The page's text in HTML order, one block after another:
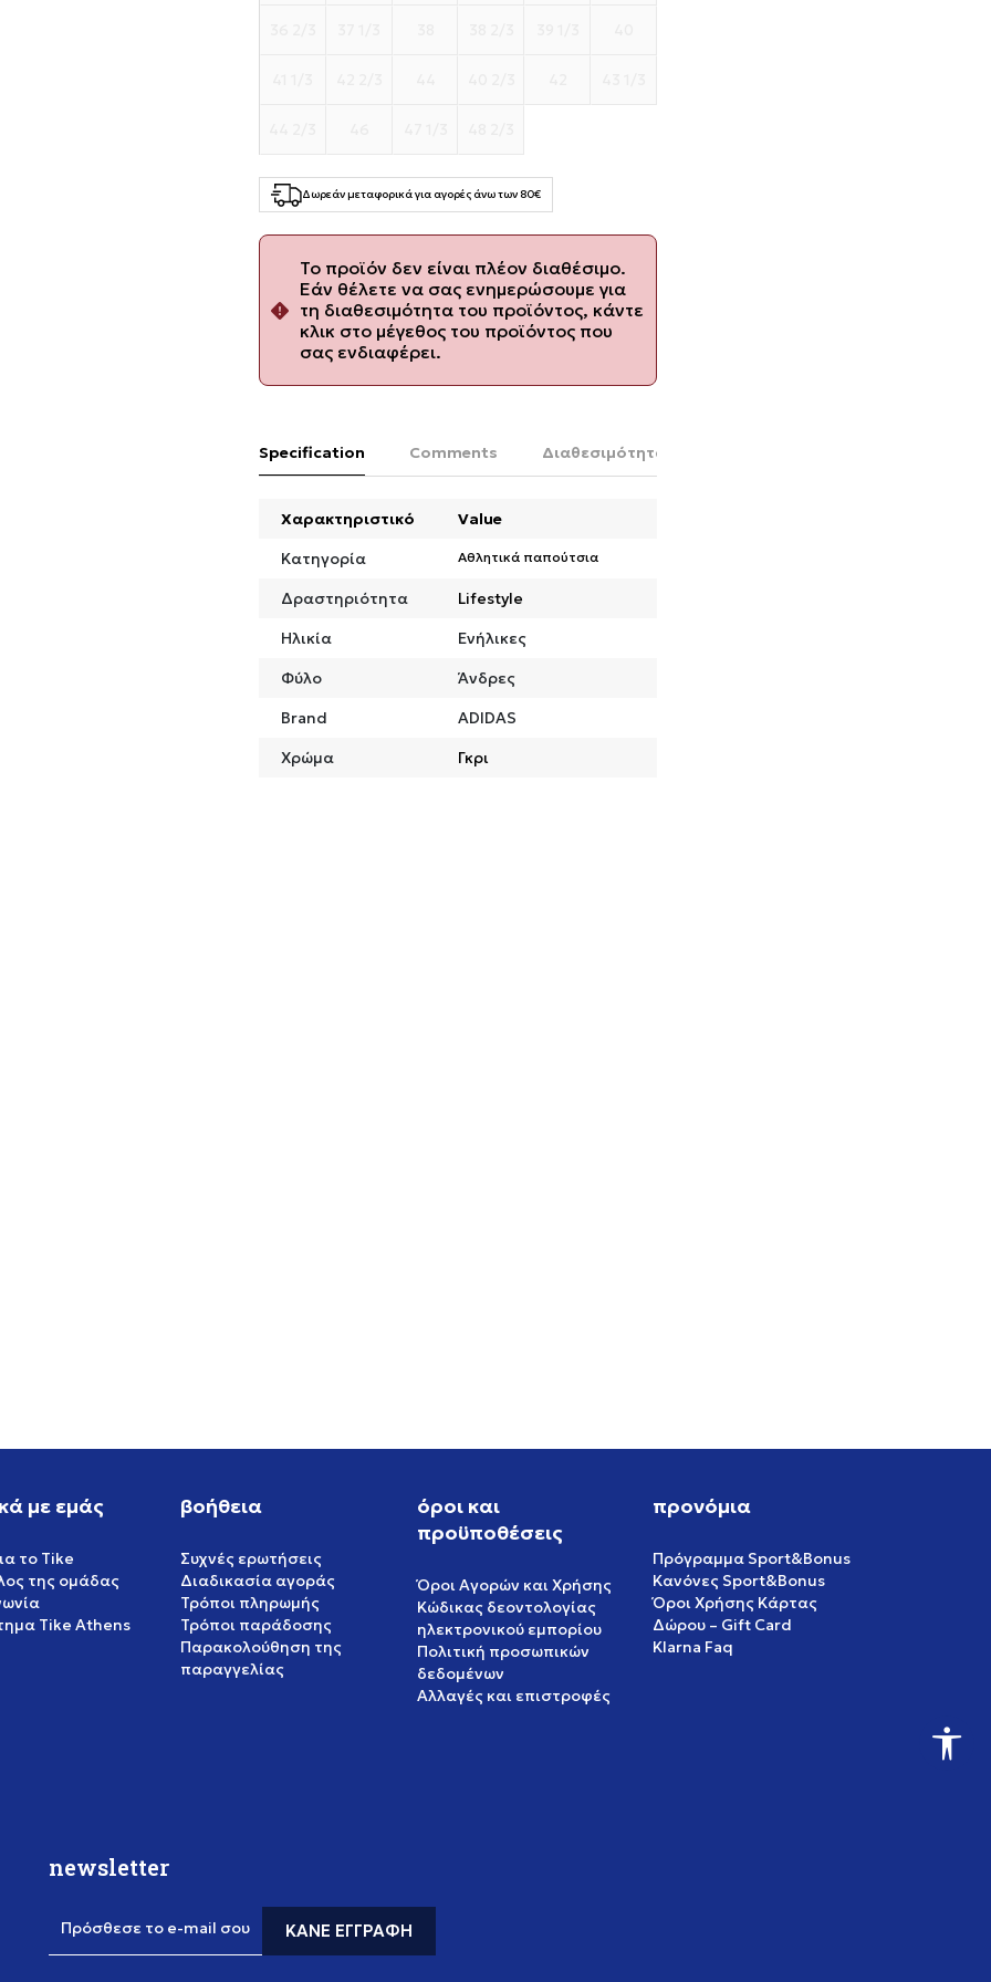
Δωρεάν μεταφορικά για αγορές άνω των 80€
Το προϊόν δεν είναι πλέον διαθέσιμο.
Εάν θέλετε να σας ενημερώσουμε για
τη διαθεσιμότητα του προϊόντος, κάντε
κλικ στο μέγεθος του προϊόντος που
σας ενδιαφέρει.
Specification Comments Διαθεσιμότητα στο κατάστημα
Χαρακτηριστικό
Value
Κατηγορία
Αθλητικά παπούτσια
Δραστηριότητα
Lifestyle
Ηλικία
Ενήλικες
Φύλο
Άνδρες
Brand
ADIDAS
Χρώμα
Γκρι
με εμάς
το Tike
της ομάδας
Tike Athens
βοήθεια
Συχνές ερωτήσεις
Διαδικασία αγοράς
Τρόποι πληρωμής
Τρόποι παράδοσης
Παρακολούθηση της
παραγγελίας
όροι και
προϋποθέσεις
Όροι Αγορών και Χρήσης
Κώδικας δεοντολογίας
ηλεκτρονικού εμπορίου
Πολιτική προσωπικών
δεδομένων
Αλλαγές και επιστροφές
προνόμια
Πρόγραμμα Sport&Bonus
Κανόνες Sport&Bonus
Όροι Χρήσης Κάρτας
Δώρου – Gift Card
Klarna Faq
newsletter
Πρόσθεσε το e-mail σου ΚΆΝΕ ΕΓΓΡΑΦΉ